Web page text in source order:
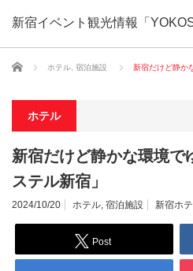
新宿イベント観光情報「
ホーム ホテル 宿泊施設 新宿だけど静か
ホテル
新宿だけど静かな環境で
ステル新宿」
2024/10/20 ホテル, 宿泊施設 新宿ホ
Post